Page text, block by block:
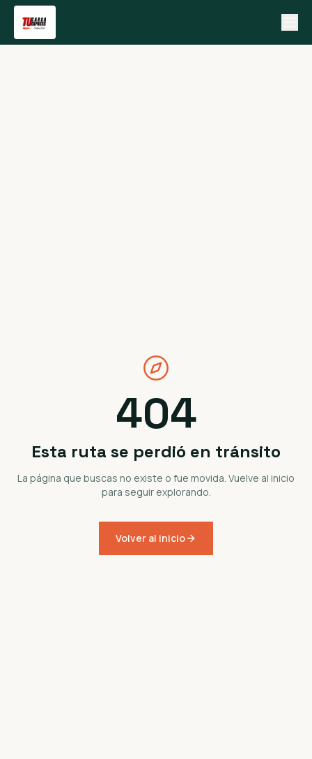
404
Esta ruta se perdió en tránsito
La página que buscas no existe o fue movida. Vuelve al inicio
para seguir explorando.
Volver al inicio